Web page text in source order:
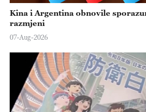
Kina i Argentina obnovile
razmjeni
07-Aug-2026